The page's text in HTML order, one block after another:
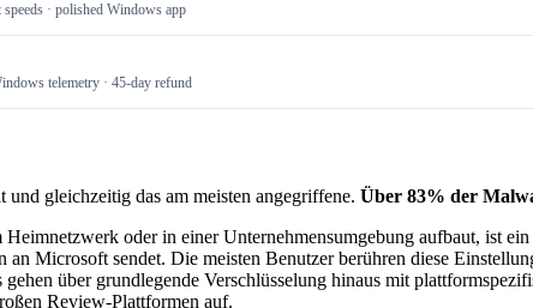
· polished Windows app
telemetry · 45-day refund
gleichzeitig das am meisten angegriffene. Über 83% der
oder in einer Unternehmensumgebung aufbaut, ist
Microsoft sendet. Die meisten Benutzer berühren diese
über grundlegende Verschlüsselung hinaus mit
Review-Plattformen auf.